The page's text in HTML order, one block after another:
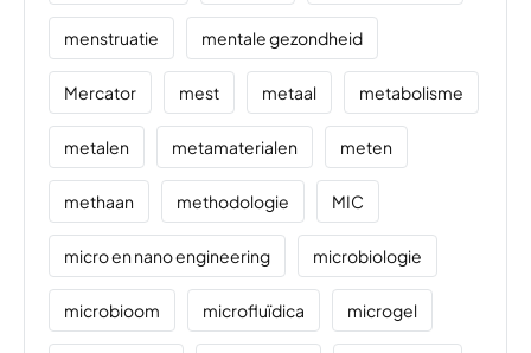
menstruatie mentale gezondheid
Mercator mest metaal metabolisme
metalen metamaterialen meten
methaan methodologie MIC
micro en nano engineering microbiologie
microbioom microfluïdica microgel